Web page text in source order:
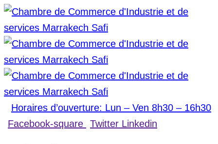
Horaires d’ouverture: Lun – Ven 8h30 – 16h30
Facebook-square
Twitter Linkedin